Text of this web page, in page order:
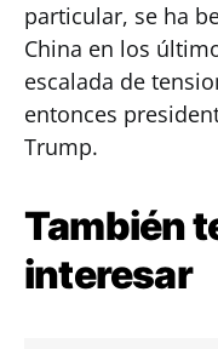
particular, se ha
China en los
escalada de
entonces
Trump.
También
interesar